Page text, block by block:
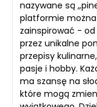
nazywane są
platformie
zainspirować -
przez unikalne
przepisy
pasje i hobby.
ma szansę na
które mogą